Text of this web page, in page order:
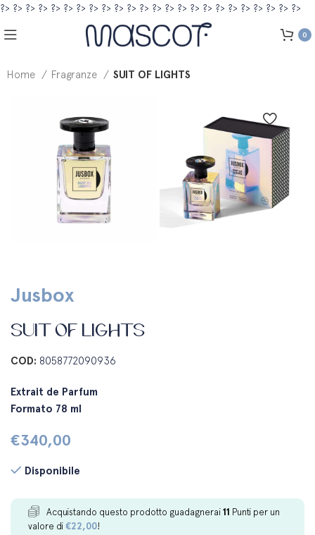
?> ?> ?> ?> ?> ?> ?> ?> ?> ?> ?> ?> ?> ?> ?> ?> ?> ?> ?> ?> ?> ?> ?> ?>
0
Home Fragranze SUIT OF LIGHTS
Jusbox
SUIT OF LIGHTS
COD: 8058772090936
Extrait de Parfum
Formato 78 ml
€340,00
Disponibile
Acquistando questo prodotto guadagnerai11 Punti per un
valore di€22,00!